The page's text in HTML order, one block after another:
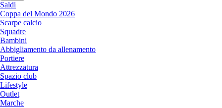
Saldi
Coppa del Mondo 2026
Scarpe calcio
Squadre
Bambini
Abbigliamento da allenamento
Portiere
Attrezzatura
Spazio club
Lifestyle
Outlet
Marche